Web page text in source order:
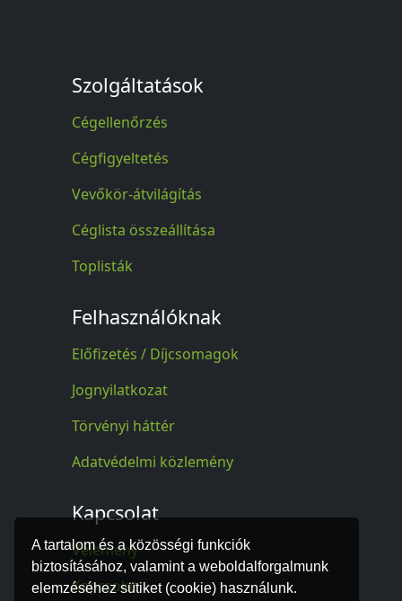
A tartalom és a közösségi funkciók
biztosításához, valamint a weboldalforgalmunk
elemzéséhez sütiket (cookie) használunk.
Szolgáltatások
Cégellenőrzés
Cégfigyeltetés
Vevőkör-átvilágítás
Céglista összeállítása
Toplisták
Felhasználóknak
Előfizetés / Díjcsomagok
Jognyilatkozat
Törvényi háttér
Adatvédelmi közlemény
Kapcsolat
Vélemény
Kapcsolat